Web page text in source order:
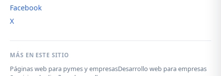
Facebook
X
MÁS EN ESTE SITIO
Páginas web para pymes y empresasDesarrollo web para empresas